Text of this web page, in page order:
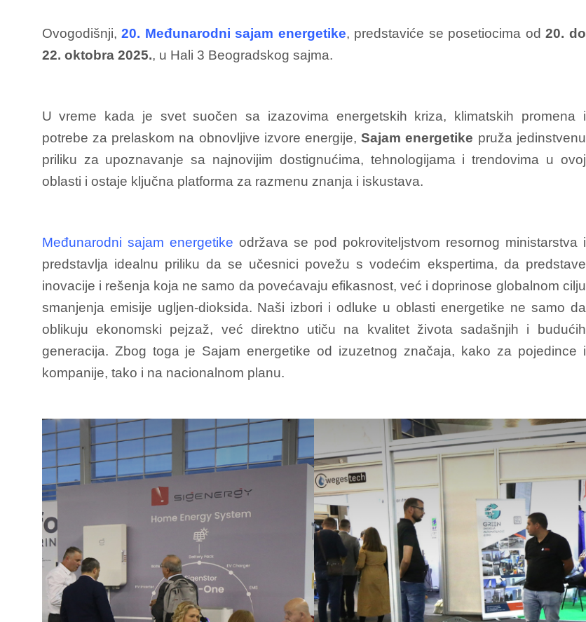
Ovogodišnji,20. Međunarodni sajam energetike, predstaviće se posetiocima od20. do
22. oktobra 2025., u Hali 3 Beogradskog sajma.
U vreme kada je svet suočen sa izazovima energetskih kriza, klimatskih promena i
potrebe za prelaskom na obnovljive izvore energije,Sajam energetike pruža jedinstvenu
priliku za upoznavanje sa najnovijim dostignućima, tehnologijama i trendovima u ovoj
oblasti i ostaje ključna platforma za razmenu znanja i iskustava.
Međunarodni sajam energetike održava se pod pokroviteljstvom resornog ministarstva i
predstavlja idealnu priliku da se učesnici povežu s vodećim ekspertima, da predstave
inovacije i rešenja koja ne samo da povećavaju efikasnost, već i doprinose globalnom cilju
smanjenja emisije ugljen-dioksida. Naši izbori i odluke u oblasti energetike ne samo da
oblikuju ekonomski pejzaž, već direktno utiču na kvalitet života sadašnjih i budućih
generacija. Zbog toga je Sajam energetike od izuzetnog značaja, kako za pojedince i
kompanije, tako i na nacionalnom planu.